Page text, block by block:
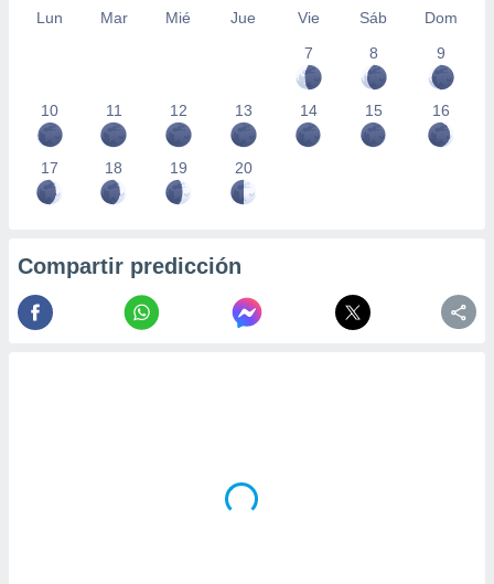
Lun Mar Mié Jue Vie Sáb
Dom
7
8 9
10 11 12 13 14 15 16
17 18 19 20
Compartir predicción